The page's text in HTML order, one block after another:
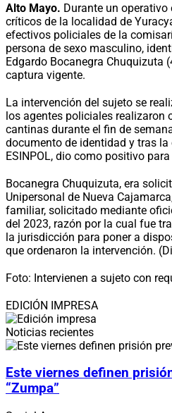
Alto Mayo. Durante un
críticos de la localidad de
efectivos policiales de la
persona de sexo masculino,
Edgardo Bocanegra Chuquizuta
captura vigente.
La intervención del sujeto se
los agentes policiales realizaron
cantinas durante el fin de
documento de identidad y tras
ESINPOL, dio como positivo
Bocanegra Chuquizuta, era
Unipersonal de Nueva
familiar, solicitado mediante
del 2023, razón por la cual fue
la jurisdicción para poner a
que ordenaron la intervención.
Foto: Intervienen a sujeto con
EDICIÓN IMPRESA
Noticias recientes
Este viernes definen
“Zumpa”